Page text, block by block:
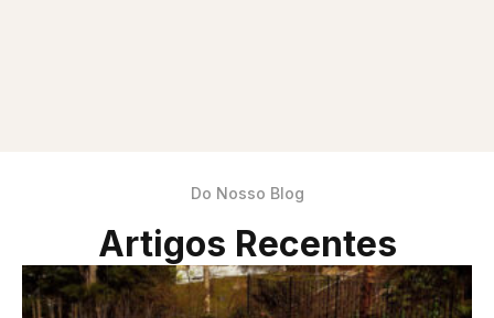
Do Nosso Blog
Artigos Recentes